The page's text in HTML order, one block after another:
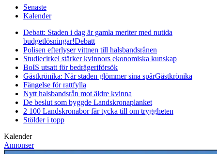
Senaste
Kalender
Debatt: Staden i dag är gamla meriter med nutida
budgetlösningar!Debatt
Polisen efterlyser vittnen till halsbandsrånen
Studiecirkel stärker kvinnors ekonomiska kunskap
BoIS utsatt för bedrägeriförsök
Gästkrönika: När staden glömmer sina spårGästkrönika
Fängelse för rattfylla
Nytt halsbandsrån mot äldre kvinna
De beslut som byggde Landskronaplanket
2 100 Landskronabor får tycka till om tryggheten
Stölder i topp
Kalender
Annonser